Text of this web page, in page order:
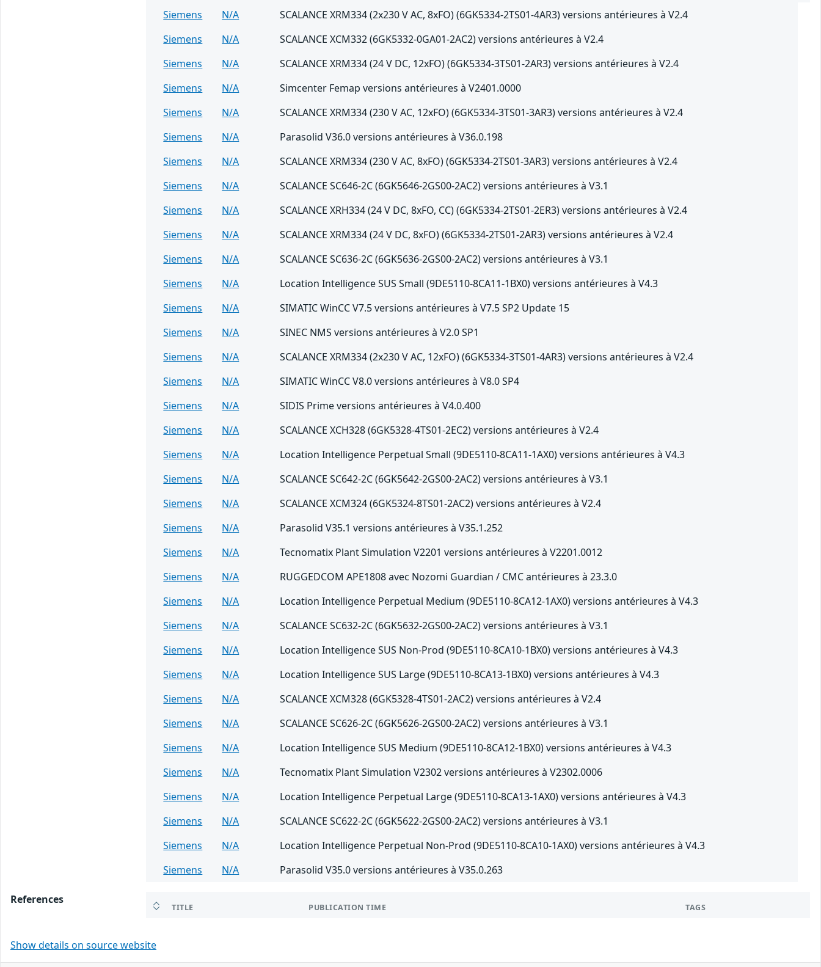
Siemens N/A
SCALANCE XRM334 (2x230 V AC, 8xFO) (6GK5334-2TS01-4AR3) versions antérieures à V2.4
Siemens
N/A
SCALANCE XCM332 (6GK5332-0GA01-2AC2) versions antérieures à V2.4
Siemens
N/A
SCALANCE XRM334 (24 V DC, 12xFO) (6GK5334-3TS01-2AR3) versions antérieures à V2.4
Siemens
N/A
Simcenter Femap versions antérieures à V2401.0000
Siemens
N/A
SCALANCE XRM334 (230 V AC, 12xFO) (6GK5334-3TS01-3AR3) versions antérieures à V2.4
Siemens
N/A
Parasolid V36.0 versions antérieures à V36.0.198
Siemens
N/A
SCALANCE XRM334 (230 V AC, 8xFO) (6GK5334-2TS01-3AR3) versions antérieures à V2.4
Siemens
N/A
SCALANCE SC646-2C (6GK5646-2GS00-2AC2) versions antérieures à V3.1
Siemens
N/A
SCALANCE XRH334 (24 V DC, 8xFO, CC) (6GK5334-2TS01-2ER3) versions antérieures à V2.4
Siemens
N/A
SCALANCE XRM334 (24 V DC, 8xFO) (6GK5334-2TS01-2AR3) versions antérieures à V2.4
Siemens
N/A
SCALANCE SC636-2C (6GK5636-2GS00-2AC2) versions antérieures à V3.1
Siemens
N/A
Location Intelligence SUS Small (9DE5110-8CA11-1BX0) versions antérieures à V4.3
Siemens
N/A
SIMATIC WinCC V7.5 versions antérieures à V7.5 SP2 Update 15
Siemens
N/A
SINEC NMS versions antérieures à V2.0 SP1
Siemens
N/A
SCALANCE XRM334 (2x230 V AC, 12xFO) (6GK5334-3TS01-4AR3) versions antérieures à V2.4
Siemens
N/A
SIMATIC WinCC V8.0 versions antérieures à V8.0 SP4
Siemens
N/A
SIDIS Prime versions antérieures à V4.0.400
Siemens
N/A
SCALANCE XCH328 (6GK5328-4TS01-2EC2) versions antérieures à V2.4
Siemens
N/A
Location Intelligence Perpetual Small (9DE5110-8CA11-1AX0) versions antérieures à V4.3
Siemens
N/A
SCALANCE SC642-2C (6GK5642-2GS00-2AC2) versions antérieures à V3.1
Siemens
N/A
SCALANCE XCM324 (6GK5324-8TS01-2AC2) versions antérieures à V2.4
Siemens
N/A
Parasolid V35.1 versions antérieures à V35.1.252
Siemens
N/A
Tecnomatix Plant Simulation V2201 versions antérieures à V2201.0012
Siemens
N/A
RUGGEDCOM APE1808 avec Nozomi Guardian / CMC antérieures à 23.3.0
Siemens
N/A
Location Intelligence Perpetual Medium (9DE5110-8CA12-1AX0) versions antérieures à V4.3
Siemens
N/A
SCALANCE SC632-2C (6GK5632-2GS00-2AC2) versions antérieures à V3.1
Siemens
N/A
Location Intelligence SUS Non-Prod (9DE5110-8CA10-1BX0) versions antérieures à V4.3
Siemens
N/A
Location Intelligence SUS Large (9DE5110-8CA13-1BX0) versions antérieures à V4.3
Siemens
N/A
SCALANCE XCM328 (6GK5328-4TS01-2AC2) versions antérieures à V2.4
Siemens
N/A
SCALANCE SC626-2C (6GK5626-2GS00-2AC2) versions antérieures à V3.1
Siemens
N/A
Location Intelligence SUS Medium (9DE5110-8CA12-1BX0) versions antérieures à V4.3
Siemens
N/A
Tecnomatix Plant Simulation V2302 versions antérieures à V2302.0006
Siemens
N/A
Location Intelligence Perpetual Large (9DE5110-8CA13-1AX0) versions antérieures à V4.3
Siemens
N/A
SCALANCE SC622-2C (6GK5622-2GS00-2AC2) versions antérieures à V3.1
Siemens
N/A
Location Intelligence Perpetual Non-Prod (9DE5110-8CA10-1AX0) versions antérieures à V4.3
Siemens
N/A Parasolid V35.0 versions antérieures à V35.0.263
References
TITLE PUBLICATION TIME TAGS
Show details on source website